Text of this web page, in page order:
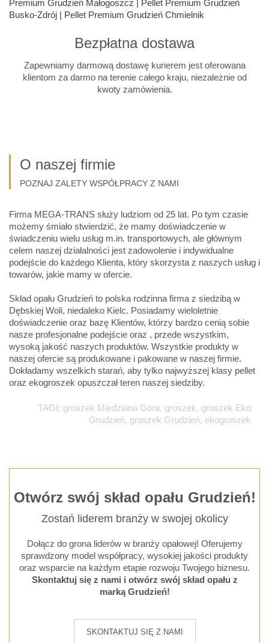
Bezpłatna dostawa
Zapewniamy darmową dostawę kurierem jest oferowana
klientom za darmo na terenie całego kraju, niezależnie od
kwoty zamówienia.
O naszej firmie
POZNAJ ZALETY WSPÓŁPRACY Z NAMI
Firma MEGA-TRANS służy ludziom od 25 lat. Po tym czasie
możemy śmiało stwierdzić, że mamy doświadczenie w
świadczeniu wielu usług m.in. transportowych, ale głównym
celem naszej działalności jest zadowolenie i indywidualne
podejście do każdego Klienta, który skorzysta z naszych usług i
towarów, jakie mamy w ofercie.
Skład opału Grudzień to polska rodzinna firma z siedzibą w
Dębskiej Woli, niedaleko Kielc. Posiadamy wieloletnie
doświadczenie oraz bazę Klientów, którzy bardzo cenią sobie
nasze profesjonalne podejście oraz , przede wszystkim,
wysoką jakość naszych produktów. Wszystkie produkty w
naszej ofercie są produkowane i pakowane w naszej firmie.
Dokładamy wszelkich starań, aby tylko najwyższej klasy pellet
oraz ekogroszek opuszczał teren naszej siedziby.
TAGI: groszek Miedziana Góra, groszek, groszek Eko
Grudzień, groszek Grudzień, ekogroszek
Otwórz swój skład opału Grudzień!
Zostań liderem branży w swojej okolicy
Dołącz do grona liderów w branży opałowej! Oferujemy
sprawdzony model współpracy, wysokiej jakości produkty
oraz wsparcie na każdym etapie rozwoju Twojego biznesu.
Skontaktuj się z nami i otwórz swój skład opału z
marką Grudzień!
SKONTAKTUJ SIĘ Z NAMI